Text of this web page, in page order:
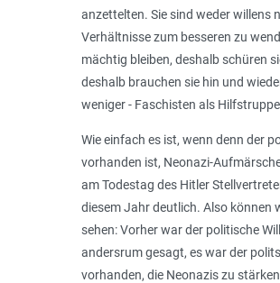
anzettelten. Sie sind weder willens
Verhältnisse zum besseren zu
mächtig bleiben, deshalb schüren
deshalb brauchen sie hin und
weniger - Faschisten als
Wie einfach es ist, wenn denn der
vorhanden ist, Neonazi-
am Todestag des Hitler
diesem Jahr deutlich. Also können
sehen: Vorher war der politische
andersrum gesagt, es war der
vorhanden, die Neonazis zu